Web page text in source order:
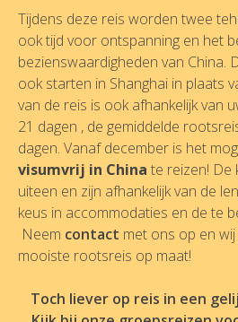
Tijdens deze reis worden twee
ook tijd voor ontspanning en het
bezienswaardigheden van China.
ook starten in Shanghai in plaats
van de reis is ook afhankelijk van
21 dagen , de gemiddelde
dagen. Vanaf december is het
visumvrij in China te reizen! De
uiteen en zijn afhankelijk van de
keus in accommodaties en de te
Neem contact met ons op en
mooiste rootsreis op maat!
Toch liever op reis in een